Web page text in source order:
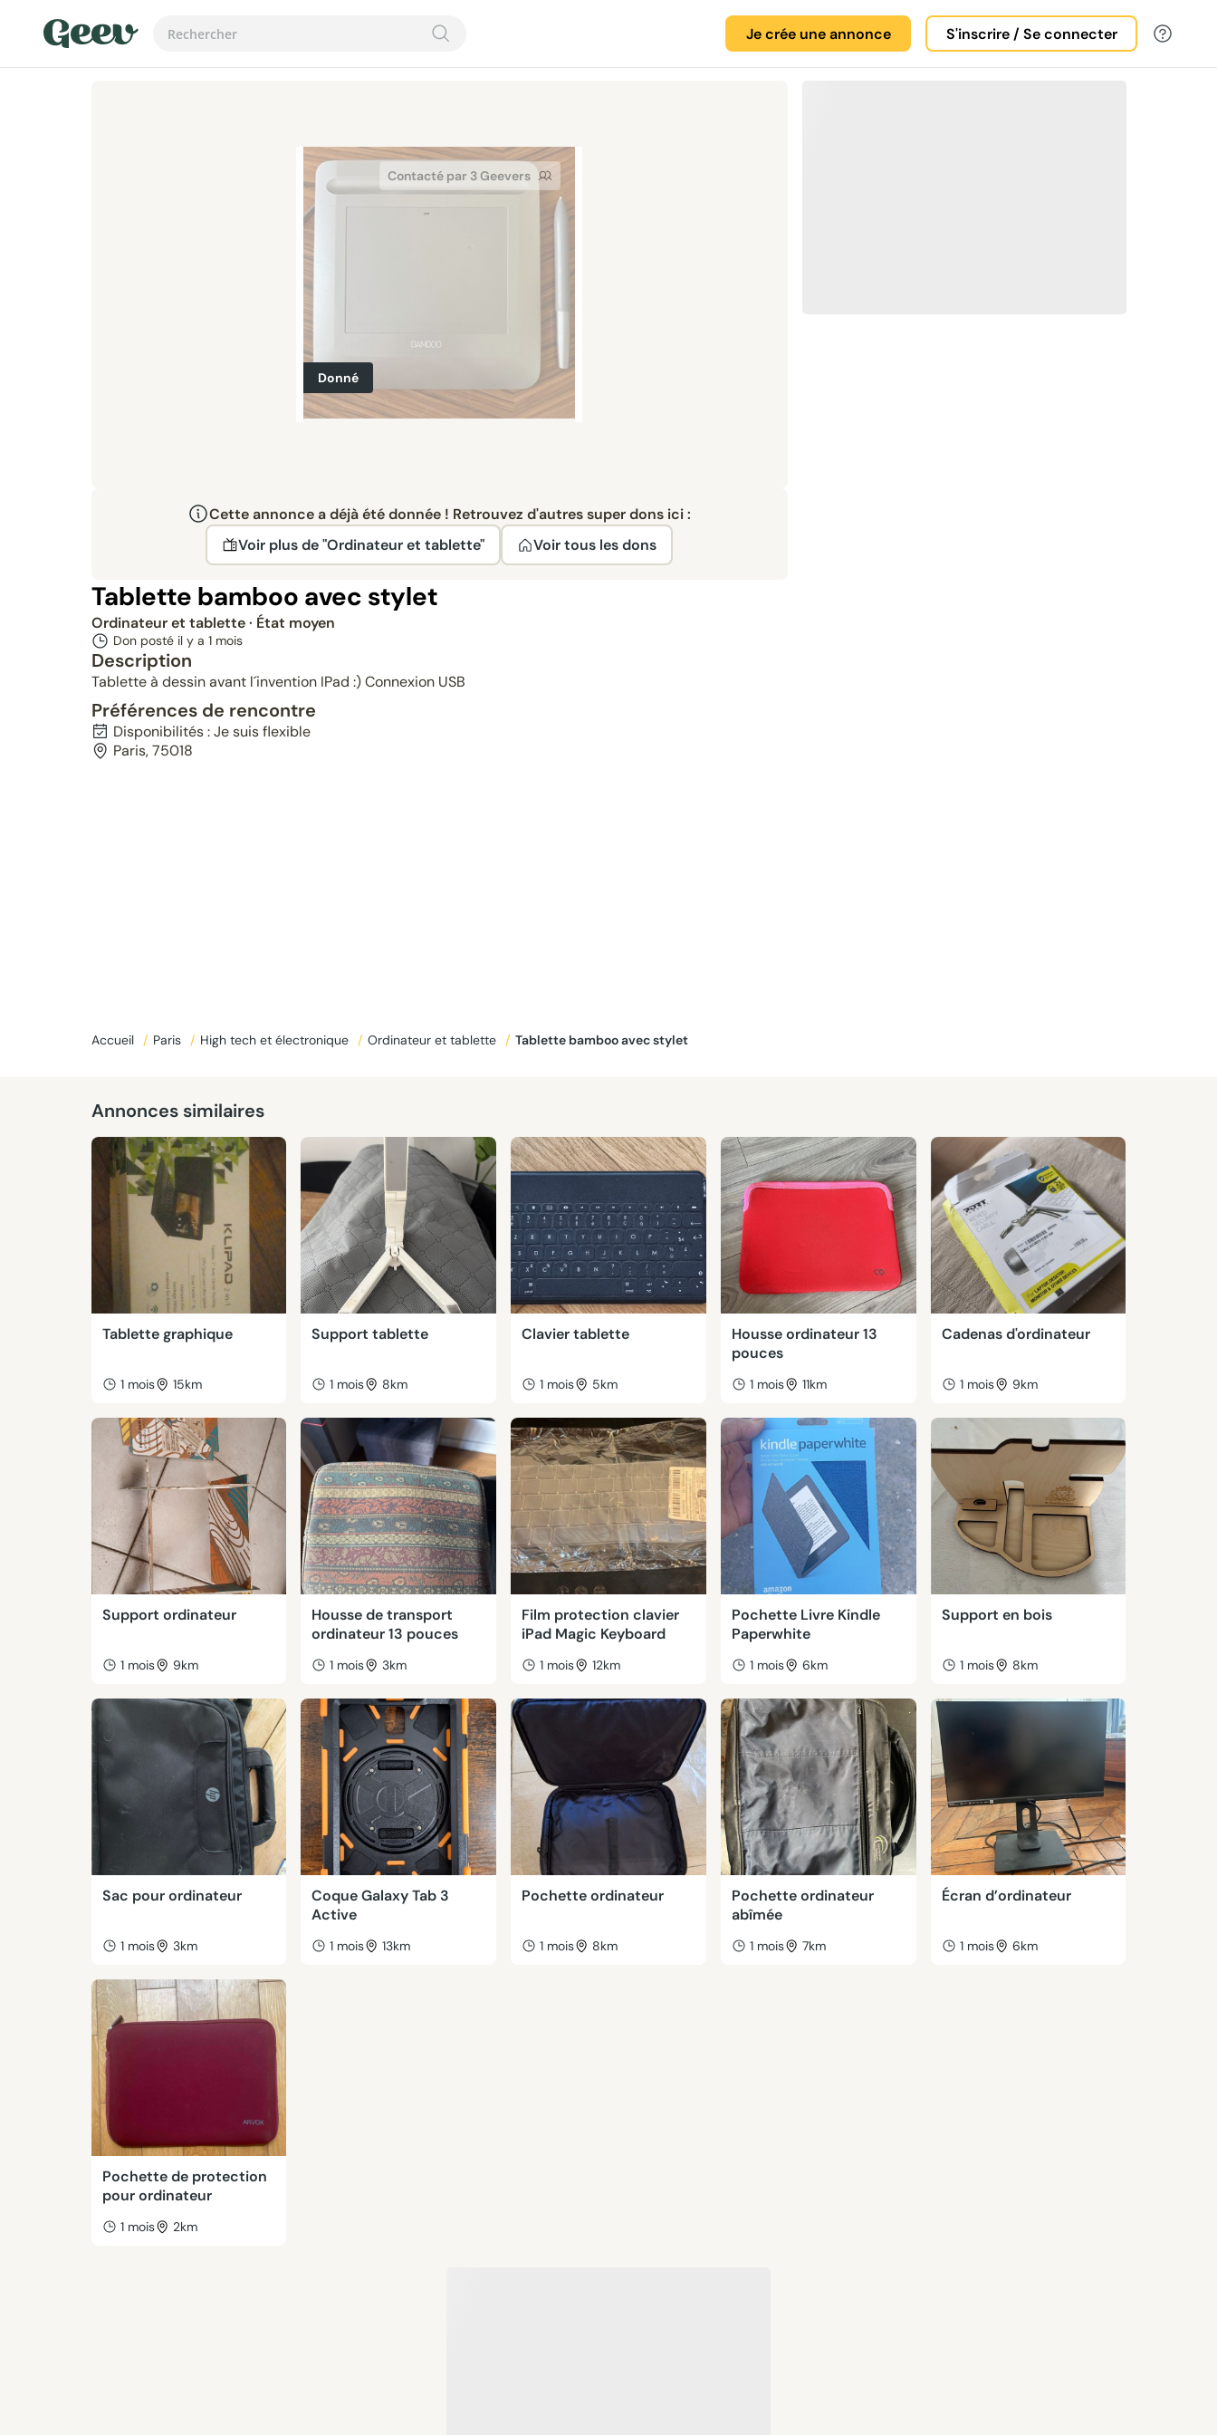
Je crée une annonce S'inscrire / Se connecter
Contacté par 3 Geevers
Donné
Cette annonce a déjà été donnée ! Retrouvez d'autres super dons ici :
Voir plus de "Ordinateur et tablette"
Voir tous les dons
Tablette bamboo avec stylet
Ordinateur et tablette· État moyen
Don posté il y a 1 mois
Description
Tablette à dessin avant l´invention IPad :) Connexion USB
Préférences de rencontre
Disponibilités : Je suis flexible
Paris, 75018
Accueil / Paris / High tech et électronique / Ordinateur et tablette / Tablette bamboo avec stylet
Annonces similaires
Tablette graphique
1 mois 15km
Support tablette
1 mois 8km
Clavier tablette
1 mois 5km
Housse ordinateur 13
pouces
1 mois 11km
Cadenas d'ordinateur
1 mois 9km
Support ordinateur
1 mois 9km
Housse de transport
ordinateur 13 pouces
1 mois 3km
Film protection clavier
iPad Magic Keyboard
1 mois 12km
Pochette Livre Kindle
Paperwhite
1 mois 6km
Support en bois
1 mois 8km
Sac pour ordinateur
1 mois 3km
Coque Galaxy Tab 3
Active
1 mois 13km
Pochette ordinateur
1 mois 8km
Pochette ordinateur
abîmée
1 mois 7km
Écran d’ordinateur
1 mois 6km
Pochette de protection
pour ordinateur
1 mois 2km